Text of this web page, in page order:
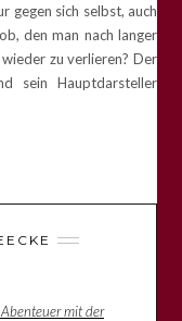
gegen sich selbst, auch
den man nach langer
zu verlieren? Der
sein Hauptdarsteller
mit der